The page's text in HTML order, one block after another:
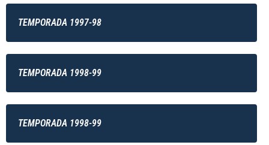
TEMPORADA 1997-98
TEMPORADA 1998-99
TEMPORADA 1998-99